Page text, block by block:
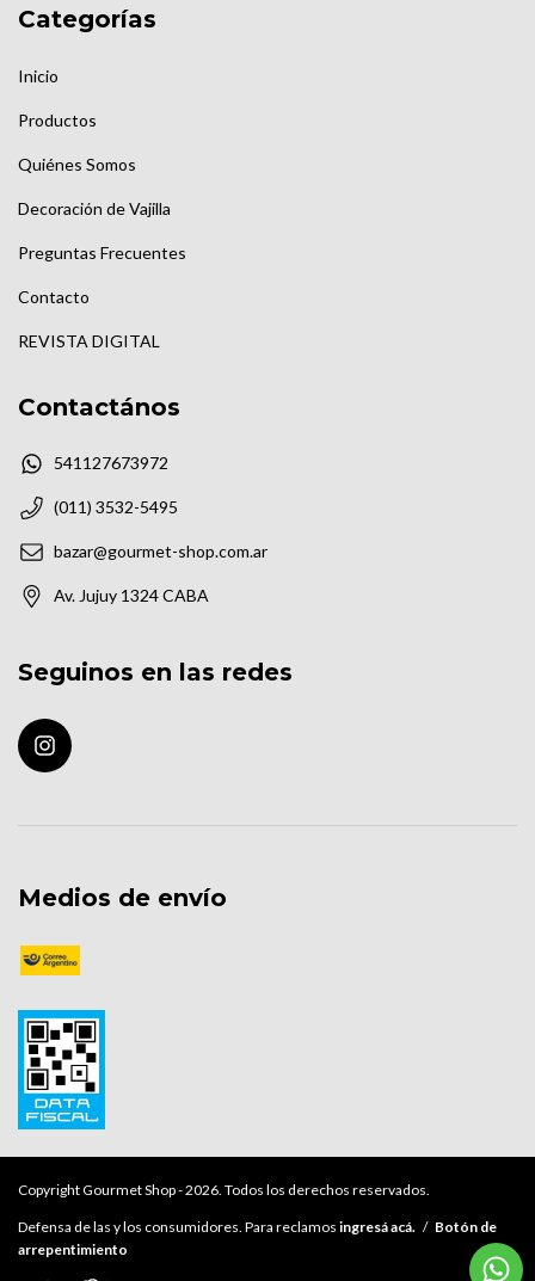
Categorías
Inicio
Productos
Quiénes Somos
Decoración de Vajilla
Preguntas Frecuentes
Contacto
REVISTA DIGITAL
Contactános
541127673972
(011) 3532-5495
bazar@gourmet-shop.com.ar
Av. Jujuy 1324 CABA
Seguinos en las redes
Medios de envío
Copyright Gourmet Shop - 2026. Todos los derechos reservados.
Defensa de las y los consumidores. Para reclamos ingresá acá. / Botón de
arrepentimiento